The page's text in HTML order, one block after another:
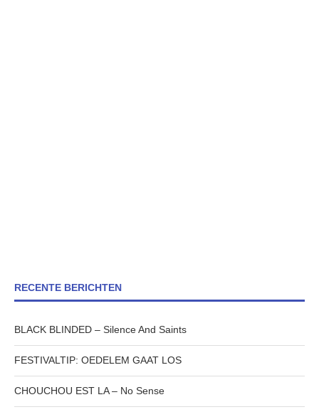
RECENTE BERICHTEN
BLACK BLINDED – Silence And Saints
FESTIVALTIP: OEDELEM GAAT LOS
CHOUCHOU EST LA – No Sense